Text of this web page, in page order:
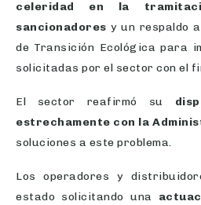
celeridad en la
sancionadores y un respaldo
de Transición Ecológica para
solicitadas por el sector con el
El sector reafirmó su
estrechamente con la
soluciones a este problema.
Los operadores y
estado solicitando una